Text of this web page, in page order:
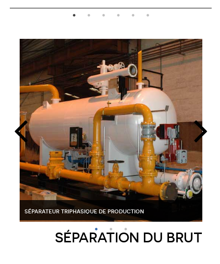
séparateur triphasique de production
SÉPARATION DU BRUT
echangeurs tubulaires pour le pétrole brut